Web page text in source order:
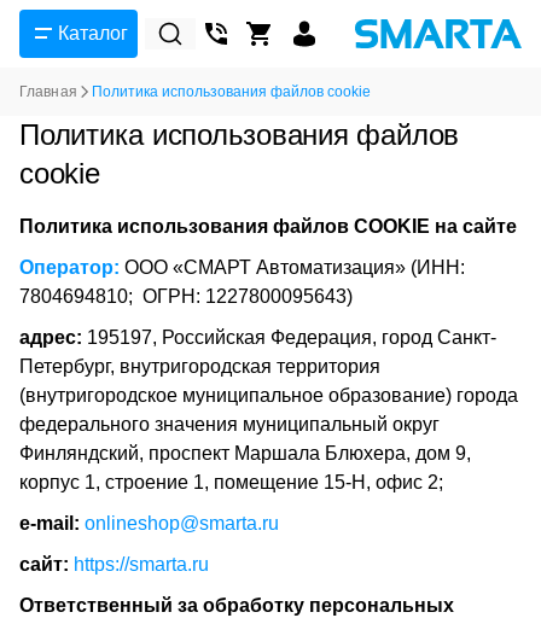
Каталог
Главная Политика использования файлов cookie
Политика использования файлов
cookie
Политика использования файлов COOKIE на сайте
Оператор: ООО «СМАРТ Автоматизация» (ИНН:
7804694810; ОГРН: 1227800095643)
адрес: 195197, Российская Федерация, город Санкт-
Петербург, внутригородская территория
(внутригородское муниципальное образование) города
федерального значения муниципальный округ
Финляндский, проспект Маршала Блюхера, дом 9,
корпус 1, строение 1, помещение 15-Н, офис 2;
е-mail: onlineshop@smarta.ru
сайт: https://smarta.ru
Ответственный за обработку персональных